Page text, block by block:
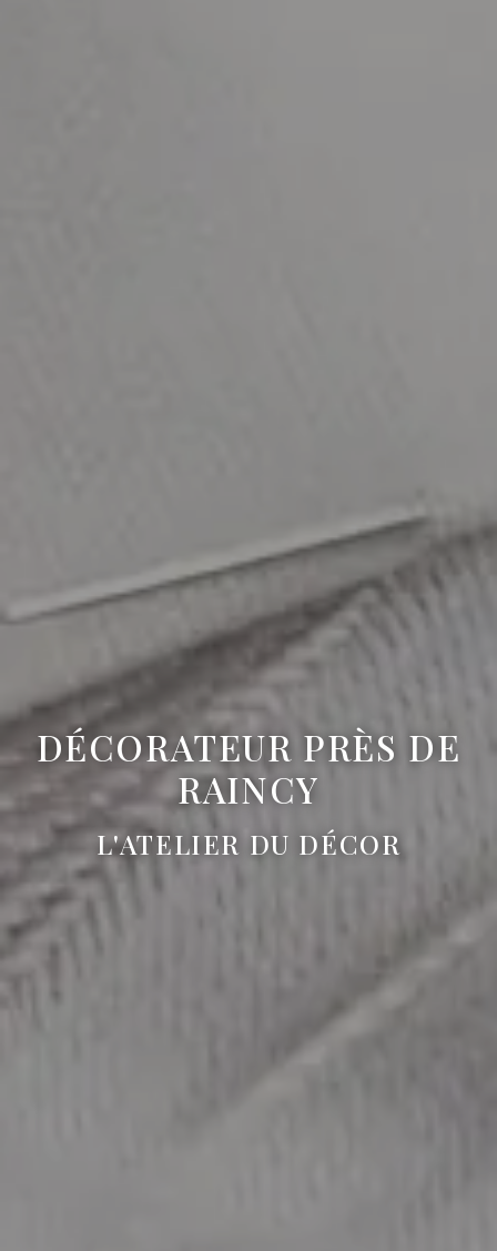
DÉCORATEUR PRÈS DE
RAINCY
L'ATELIER DU DÉCOR